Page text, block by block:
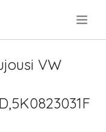
VW